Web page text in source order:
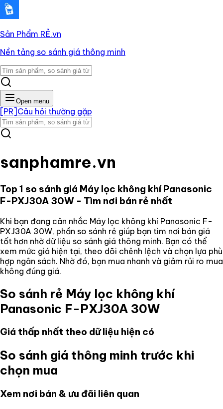
Sản Phẩm RẺ.vn
Nền tảng so sánh giá thông minh
Open menu
[PR] Câu hỏi thường gặp
sanphamre.vn
Top 1 so sánh giá Máy lọc không khí Panasonic
F-PXJ30A 30W - Tìm nơi bán rẻ nhất
Khi bạn đang cân nhắc Máy lọc không khí Panasonic F-
PXJ30A 30W, phần so sánh rẻ giúp bạn tìm nơi bán giá
tốt hơn nhờ dữ liệu so sánh giá thông minh. Bạn có thể
xem mức giá hiện tại, theo dõi chênh lệch và chọn lựa phù
hợp ngân sách. Nhờ đó, bạn mua nhanh và giảm rủi ro mua
không đúng giá.
So sánh rẻ Máy lọc không khí
Panasonic F-PXJ30A 30W
Giá thấp nhất theo dữ liệu hiện có
So sánh giá thông minh trước khi
chọn mua
Xem nơi bán & ưu đãi liên quan